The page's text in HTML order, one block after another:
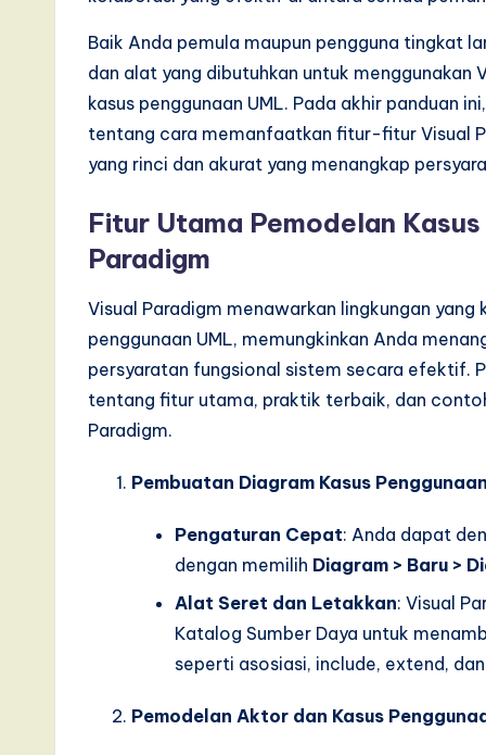
Baik Anda pemula maupun pengguna tingkat
dan alat yang dibutuhkan untuk
kasus penggunaan UML. Pada akhir panduan
tentang cara memanfaatkan fitur-fitur Visual
yang rinci dan akurat yang menangkap
Fitur Utama Pemodelan
Paradigm
Visual Paradigm menawarkan lingkungan
penggunaan UML, memungkinkan Anda
persyaratan fungsional sistem secara efektif.
tentang fitur utama, praktik terbaik, dan
Paradigm.
Pembuatan Diagram Kasus
Pengaturan Cepat: Anda dapat
dengan memilih Diagram > Baru >
Alat Seret dan Letakkan: Visual
Katalog Sumber Daya untuk
seperti asosiasi, include, extend,
Pemodelan Aktor dan Kasus